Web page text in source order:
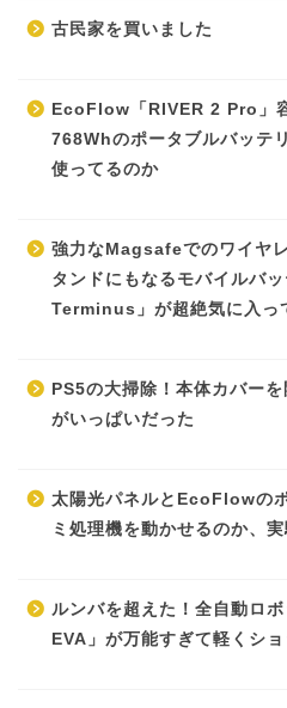
古民家を買いました
EcoFlow「RIVER 2 Pro」
768Whのポータブルバッテ
使ってるのか
強力なMagsafeでのワイヤ
タンドにもなるモバイルバ
Terminus」が超絶気に入っ
PS5の大掃除！本体カバー
がいっぱいだった
太陽光パネルとEcoFlowの
ミ処理機を動かせるのか、
ルンバを超えた！全自動ロ
EVA」が万能すぎて軽くショ